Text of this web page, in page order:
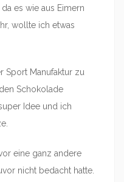
es wie aus Eimern
wollte ich etwas
Sport Manufaktur zu
Schokolade
Idee und ich
eine ganz andere
nicht bedacht hatte.